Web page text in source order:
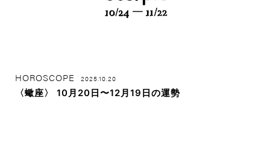
HOROSCOPE 2025.10.20
〈蠍座〉 10月20日〜12月19日の運勢